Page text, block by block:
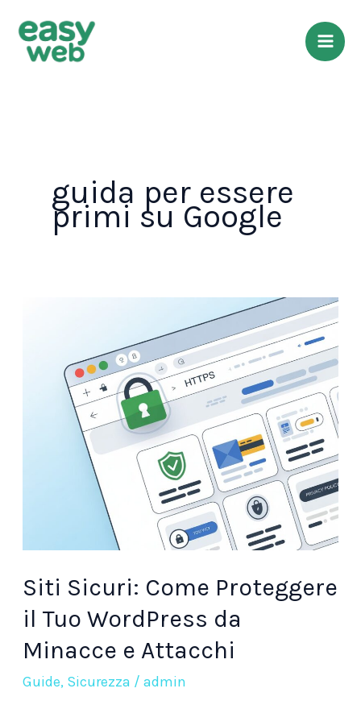
contenuto
guida per essere
primi su Google
Siti Sicuri: Come Proteggere
il Tuo WordPress da
Minacce e Attacchi
Guide, Sicurezza / admin
Proteggere
WordPress
Attacchi